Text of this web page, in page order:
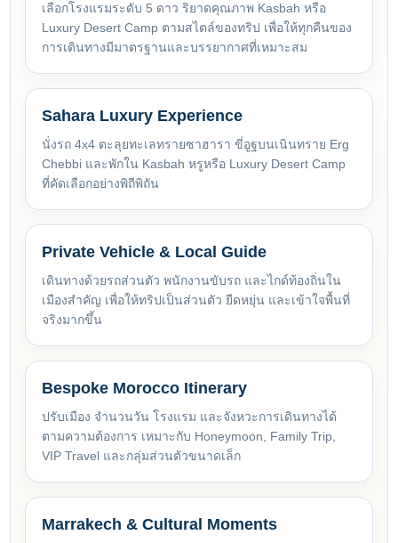
เลือกโรงแรมระดับ 5 ดาว ริยาดคุณภาพ Kasbah หรือ
Luxury Desert Camp ตามสไตล์ของทริป เพื่อให้ทุกคืนของ
การเดินทางมีมาตรฐานและบรรยากาศที่เหมาะสม
Sahara Luxury Experience
นั่งรถ 4x4 ตะลุยทะเลทรายซาฮารา ขี่อูฐบนเนินทราย Erg
Chebbi และพักใน Kasbah หรูหรือ Luxury Desert Camp
ที่คัดเลือกอย่างพิถีพิถัน
Private Vehicle & Local Guide
เดินทางด้วยรถส่วนตัว พนักงานขับรถ และไกด์ท้องถิ่นใน
เมืองสำคัญ เพื่อให้ทริปเป็นส่วนตัว ยืดหยุ่น และเข้าใจพื้นที่
จริงมากขึ้น
Bespoke Morocco Itinerary
ปรับเมือง จำนวนวัน โรงแรม และจังหวะการเดินทางได้
ตามความต้องการ เหมาะกับ Honeymoon, Family Trip,
VIP Travel และกลุ่มส่วนตัวขนาดเล็ก
Marrakech & Cultural Moments